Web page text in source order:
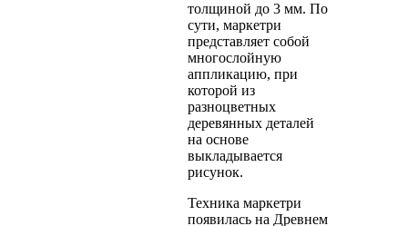
толщиной до 3 мм. По
сути, маркетри
представляет собой
многослойную
аппликацию, при
которой из
разноцветных
деревянных деталей
на основе
выкладывается
рисунок.
Техника маркетри
появилась на Древнем